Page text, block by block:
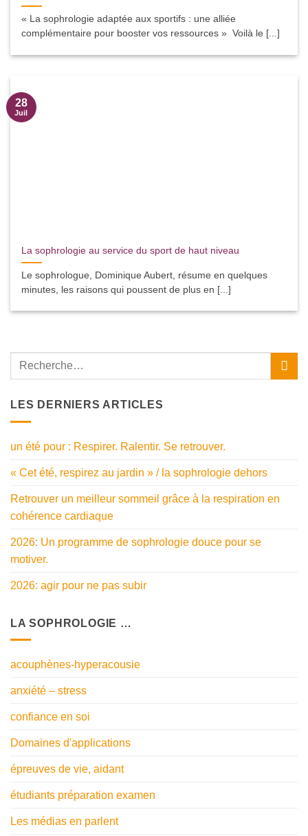
« La sophrologie adaptée aux sportifs : une alliée
complémentaire pour booster vos ressources » Voilà le [...]
La sophrologie au service du sport de haut niveau
Le sophrologue, Dominique Aubert, résume en quelques
minutes, les raisons qui poussent de plus en [...]
28
Juil
LES DERNIERS ARTICLES
un été pour : Respirer. Ralentir. Se retrouver.
« Cet été, respirez au jardin » / la sophrologie dehors
Retrouver un meilleur sommeil grâce à la respiration en
cohérence cardiaque
2026: Un programme de sophrologie douce pour se
motiver.
2026: agir pour ne pas subir
LA SOPHROLOGIE …
acouphènes-hyperacousie
anxiété – stress
confiance en soi
Domaines d'applications
épreuves de vie, aidant
étudiants préparation examen
Les médias en parlent